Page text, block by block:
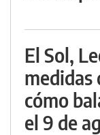
El Sol,
medidas
cómo
el 9 de